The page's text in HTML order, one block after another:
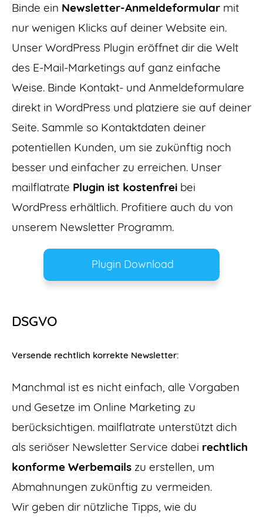
Binde ein Newsletter-Anmeldeformular mit
nur wenigen Klicks auf deiner Website ein.
Unser WordPress Plugin eröffnet dir die Welt
des E-Mail-Marketings auf ganz einfache
Weise. Binde Kontakt- und Anmeldeformulare
direkt in WordPress und platziere sie auf deiner
Seite. Sammle so Kontaktdaten deiner
potentiellen Kunden, um sie zukünftig noch
besser und einfacher zu erreichen. Unser
mailflatrate Plugin ist kostenfrei bei
WordPress erhältlich. Profitiere auch du von
unserem Newsletter Programm.
Plugin Download
DSGVO
Versende rechtlich korrekte Newsletter:
Manchmal ist es nicht einfach, alle Vorgaben
und Gesetze im Online Marketing zu
berücksichtigen. mailflatrate unterstützt dich
als seriöser Newsletter Service dabei rechtlich
konforme Werbemails zu erstellen, um
Abmahnungen zukünftig zu vermeiden.
Wir geben dir nützliche Tipps, wie du